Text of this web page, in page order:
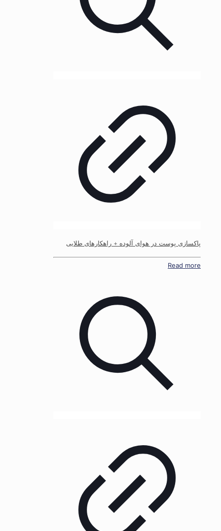
پاکسازی پوست در هوای آلوده + راهکارهای طلایی
Read more